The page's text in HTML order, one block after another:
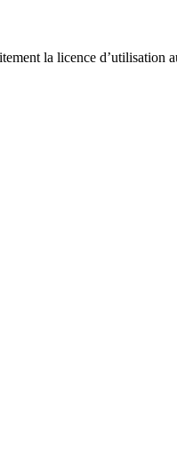
la licence d’utilisation